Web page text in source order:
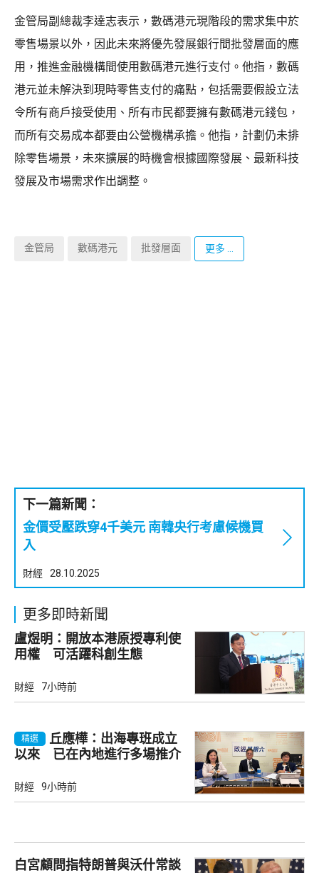
金管局副總裁李達志表示，數碼港元現階段的需求集中於
零售場景以外，因此未來將優先發展銀行間批發層面的應
用，推進金融機構間使用數碼港元進行支付。他指，數碼
港元並未解決到現時零售支付的痛點，包括需要假設立法
令所有商戶接受使用、所有市民都要擁有數碼港元錢包，
而所有交易成本都要由公營機構承擔。他指，計劃仍未排
除零售場景，未來擴展的時機會根據國際發展、最新科技
發展及市場需求作出調整。
金管局 數碼港元 批發層面 更多 ...
下一篇新聞：
金價受壓跌穿4千美元 南韓央行考慮候機買
入
財經 28.10.2025
更多即時新聞
盧煜明：開放本港原授專利使
用權 可活躍科創生態
財經 7小時前
精選
丘應樺：出海專班成立
以來 已在內地進行多場推介
財經 9小時前
白宮顧問指特朗普與沃什常談